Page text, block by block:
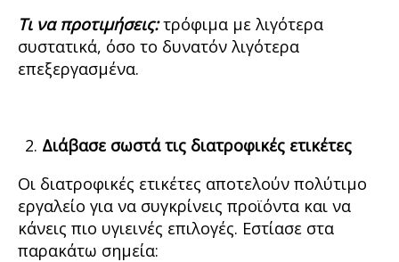
Τι να προτιμήσεις:τρόφιμα με λιγότερα
συστατικά, όσο το δυνατόν λιγότερα
επεξεργασμένα.
Διάβασε σωστά τις διατροφικές ετικέτες
Οι διατροφικές ετικέτες αποτελούν πολύτιμο
εργαλείο για να συγκρίνεις προϊόντα και να
κάνεις πιο υγιεινές επιλογές. Εστίασε στα
παρακάτω σημεία: